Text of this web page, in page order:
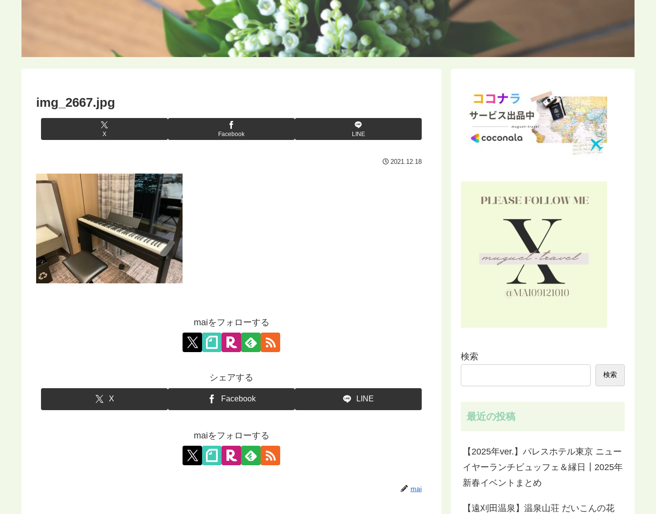
img_2667.jpg
X Facebook LINE
2021.12.18
maiをフォローする
シェアする
X Facebook LINE
maiをフォローする
mai
検索
検索
最近の投稿
【2025年ver.】パレスホテル東京 ニュー
イヤーランチビュッフェ＆縁日┃2025年
新春イベントまとめ
【遠刈田温泉】温泉山荘 だいこんの花